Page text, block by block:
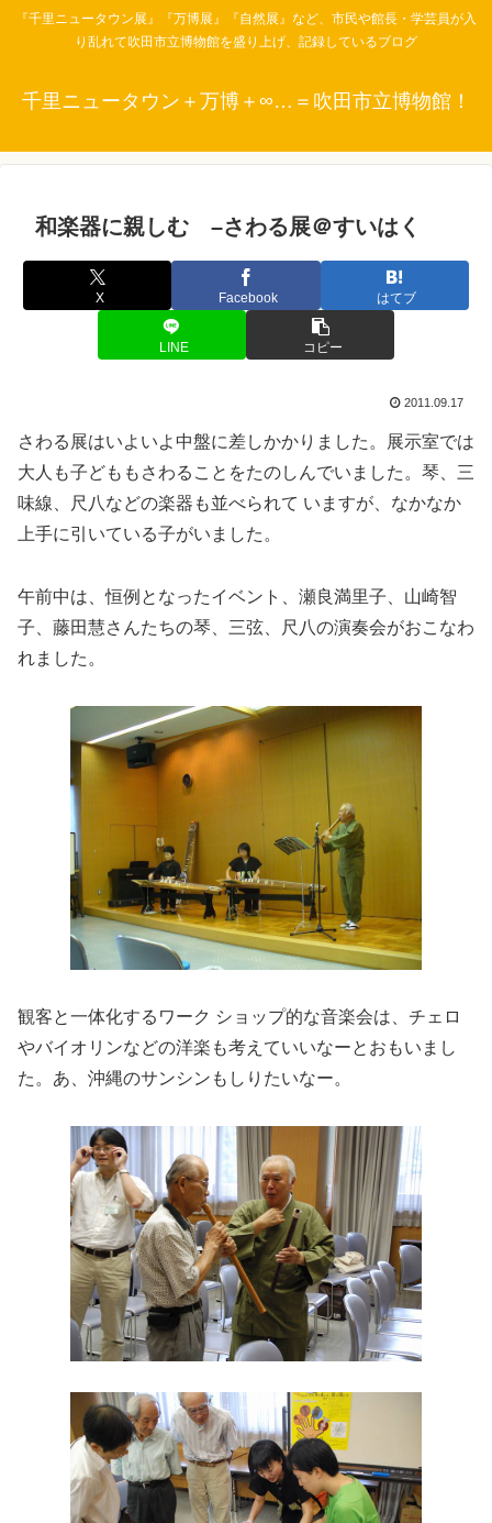
『千里ニュータウン展』『万博展』『自然展』など、市民や館長・学芸員が入
り乱れて吹田市立博物館を盛り上げ、記録しているブログ
千里ニュータウン＋万博＋∞…＝吹田市立博物館！
和楽器に親しむ –さわる展＠すいはく
X Facebook はてブ
LINE コピー
2011.09.17
さわる展はいよいよ中盤に差しかかりました。展示室では
大人も子どももさわることをたのしんでいました。琴、三
味線、尺八などの楽器も並べられて いますが、なかなか
上手に引いている子がいました。
午前中は、恒例となったイベント、瀬良満里子、山崎智
子、藤田慧さんたちの琴、三弦、尺八の演奏会がおこなわ
れました。
観客と一体化するワーク ショップ的な音楽会は、チェロ
やバイオリンなどの洋楽も考えていいなーとおもいまし
た。あ、沖縄のサンシンもしりたいなー。